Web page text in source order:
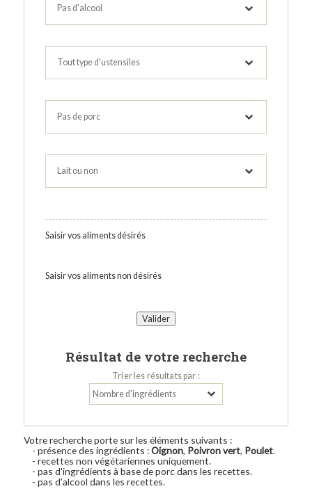
Saisir vos aliments désirés
Saisir vos aliments non désirés
Résultat de votre recherche
Trier les résultats par :
Votre recherche porte sur les éléments suivants :
- présence des ingrédients :Oignon, Poivron vert, Poulet.
- recettes non végétariennes uniquement.
- pas d'ingrédients à base de porc dans les recettes.
- pas d'alcool dans les recettes.